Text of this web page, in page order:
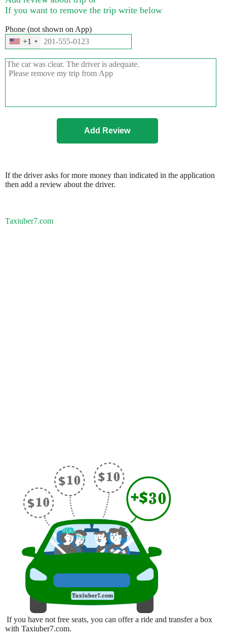
If you want to remove the trip write below
Phone (not shown on App)
+1
If the driver asks for more money than indicated in the application
then add a review about the driver.
Taxiuber7.com
If you have not free seats, you can offer a ride and transfer a box
with Taxiuber7.com.